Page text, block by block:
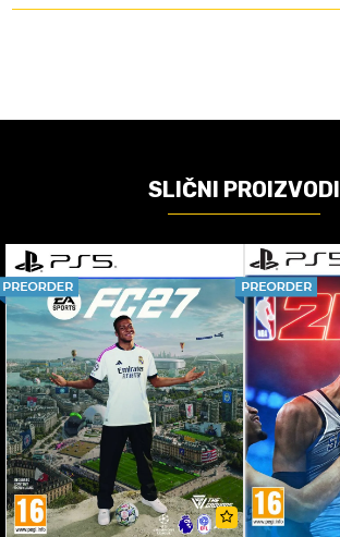
SLIČNI PROIZVODI